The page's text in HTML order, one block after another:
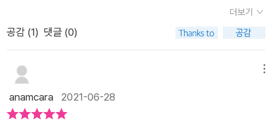
덕에 74세까지 장수를 누렸다고 한다. 지금 식으로 계산하면 10
0세가 넘지 않았을까? 조선 역사상 70세를 넘긴 인물은 태조와
영조뿐이었다. 조선 왕 27명 중에 지병이 없었던 왕은 이들 두 사
람에 한정된다. 나머지 인물들은 모두 지병으로 고생이 심했다.
위에 올라 15년 동안 용상에 머물다 인조반정으로 쫓겨난 후, 18
한 한증소에서 땀을 내면 병이 나으리라는 생각에 병이 심하고 기
운이 약한 환자들이 사망하는 경우가 비일비재했었다고 하네요.
이 유지되었으니 한증막이라는 이름은 익숙하지요?최근 한국인
기대 수명은 83.3세이지만, 조선시대 기대 수명은 50대에 수명
은 평균 30대 중반이었다고 합니다. 만 60세 환갑이 장수의 기준
이 된 이유가 여기에 있습니다. 조선시대에는 감기와 독감이 구분
몸이 허약했다. 창진이라는 부스럼과 발진을 일으키는 병을 크게
앓았고 족질이라는 발에 병도 있어 고생했다. 하지만 왕에 오른
직후 걸린 감기는 1년여를 낳지 않고 이어지다 2개월 후 사망했
다. 감기를 앓다가 돌연사 한 예종의 죽음은 지금까지도 미스터리
합병원 세종은 54세 생을 마감하기까지 병을 달고 살았다. 23세
더보기
공감 (1) 댓글 (0)
anamcara 2021-06-28